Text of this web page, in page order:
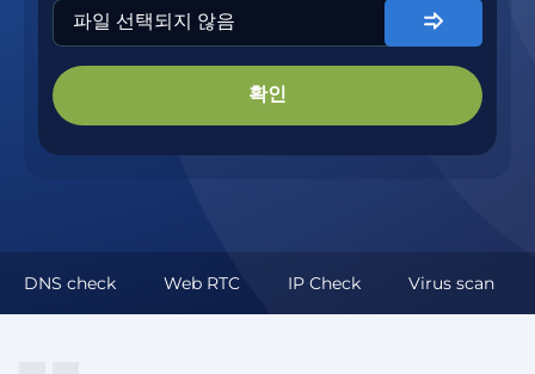
파일 선택되지 않음
확인
DNS check Web RTC IP Check Virus scan